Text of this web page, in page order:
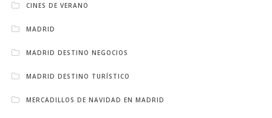
CINES DE VERANO
MADRID
MADRID DESTINO NEGOCIOS
MADRID DESTINO TURÍSTICO
MERCADILLOS DE NAVIDAD EN MADRID